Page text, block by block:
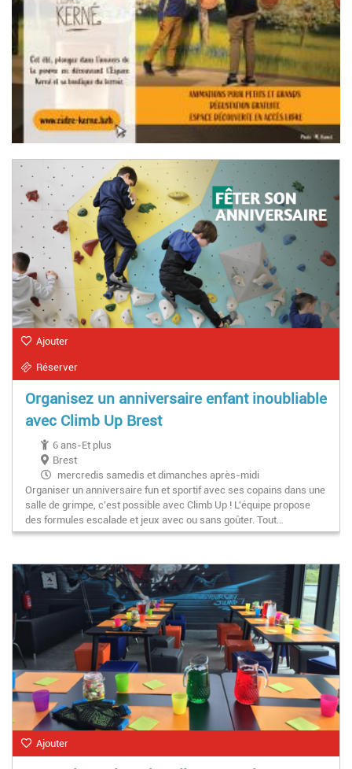
Ajouter
Réserver
Organisez un anniversaire enfant inoubliable
avec Climb Up Brest
6 ans-Et plus
Brest
mercredis samedis et dimanches après-midi
Organiser un anniversaire fun et sportif avec ses copains dans une
salle de grimpe, c'est possible avec Climb Up ! L'équipe propose
des formules escalade et jeux avec ou sans goûter. Tout…
Ajouter